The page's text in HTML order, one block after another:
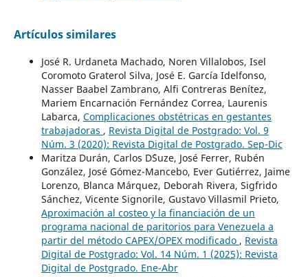
Artículos similares
José R. Urdaneta Machado, Noren Villalobos, Isel
Coromoto Graterol Silva, José E. García Idelfonso,
Nasser Baabel Zambrano, Alfi Contreras Benítez,
Mariem Encarnación Fernández Correa, Laurenis
Labarca, Complicaciones obstétricas en gestantes
trabajadoras , Revista Digital de Postgrado: Vol. 9
Núm. 3 (2020): Revista Digital de Postgrado. Sep-Dic
Maritza Durán, Carlos D´Suze, José Ferrer, Rubén
González, José Gómez-Mancebo, Ever Gutiérrez, Jaime
Lorenzo, Blanca Márquez, Deborah Rivera, Sigfrido
Sánchez, Vicente Signorile, Gustavo Villasmil Prieto,
Aproximación al costeo y la financiación de un
programa nacional de paritorios para Venezuela a
partir del método CAPEX/OPEX modificado , Revista
Digital de Postgrado: Vol. 14 Núm. 1 (2025): Revista
Digital de Postgrado. Ene-Abr